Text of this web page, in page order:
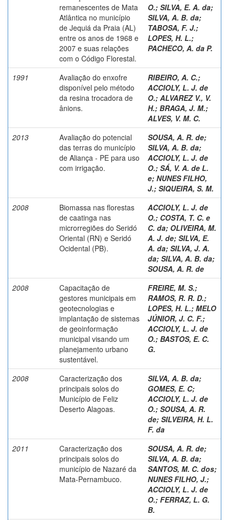
remanescentes de Mata
Atlântica no município
de Jequiá da Praia (AL)
entre os anos de 1968 e
2007 e suas relações
com o Código Florestal.
O.; SILVA, E. A. da;
SILVA, A. B. da;
TABOSA, F. J.;
LOPES, H. L.;
PACHECO, A. da P.
1991
Avaliação do enxofre
disponível pelo método
da resina trocadora de
ânions.
RIBEIRO, A. C.;
ACCIOLY, L. J. de
O.; ALVAREZ V., V.
H.; BRAGA, J. M.;
ALVES, V. M. C.
2013
Avaliação do potencial
das terras do município
de Aliança - PE para uso
com irrigação.
SOUSA, A. R. de;
SILVA, A. B. da;
ACCIOLY, L. J. de
O.; SÁ, V. A. de L.
e; NUNES FILHO,
J.; SIQUEIRA, S. M.
2008
Biomassa nas florestas
de caatinga nas
microrregiões do Seridó
Oriental (RN) e Seridó
Ocidental (PB).
ACCIOLY, L. J. de
O.; COSTA, T. C. e
C. da; OLIVEIRA, M.
A. J. de; SILVA, E.
A. da; SILVA, J. A.
da; SILVA, A. B. da;
SOUSA, A. R. de
2008
Capacitação de
gestores municipais em
geotecnologias e
implantação de sistemas
de geoinformação
municipal visando um
planejamento urbano
sustentável.
FREIRE, M. S.;
RAMOS, R. R. D.;
LOPES, H. L.; MELO
JÚNIOR, J. C. F.;
ACCIOLY, L. J. de
O.; BASTOS, E. C.
G.
2008
Caracterização dos
principais solos do
Município de Feliz
Deserto Alagoas.
SILVA, A. B. da;
GOMES, E. C;
ACCIOLY, L. J. de
O.; SOUSA, A. R.
de; SILVEIRA, H. L.
F. da
2011
Caracterização dos
principais solos do
município de Nazaré da
Mata-Pernambuco.
SOUSA, A. R. de;
SILVA, A. B. da;
SANTOS, M. C. dos;
NUNES FILHO, J.;
ACCIOLY, L. J. de
O.; FERRAZ, L. G.
B.